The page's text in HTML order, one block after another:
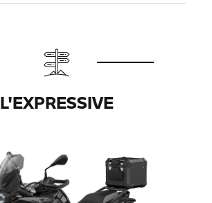
L'EXPRESSIVE